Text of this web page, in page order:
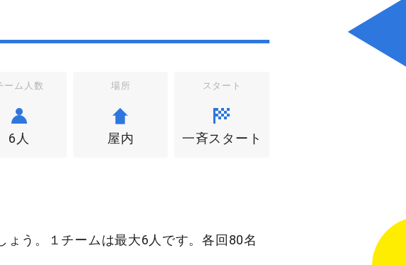
ーム人数
6人
場所
屋内
スタート
一斉スタート
う。１チームは最大6人です。各回80名